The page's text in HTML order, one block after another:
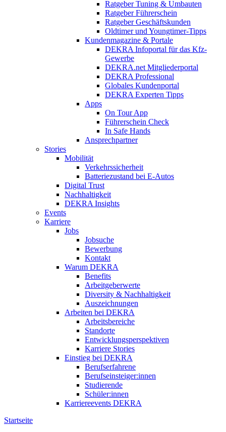
Ratgeber Tuning & Umbauten
Ratgeber Führerschein
Ratgeber Geschäftskunden
Oldtimer und Youngtimer-Tipps
Kundenmagazine & Portale
DEKRA Infoportal für das Kfz-
Gewerbe
DEKRA.net Mitgliederportal
DEKRA Professional
Globales Kundenportal
DEKRA Experten Tipps
Apps
On Tour App
Führerschein Check
In Safe Hands
Ansprechpartner
Stories
Mobilität
Verkehrssicherheit
Batteriezustand bei E-Autos
Digital Trust
Nachhaltigkeit
DEKRA Insights
Events
Karriere
Jobs
Jobsuche
Bewerbung
Kontakt
Warum DEKRA
Benefits
Arbeitgeberwerte
Diversity & Nachhaltigkeit
Auszeichnungen
Arbeiten bei DEKRA
Arbeitsbereiche
Standorte
Entwicklungsperspektiven
Karriere Stories
Einstieg bei DEKRA
Berufserfahrene
Berufseinsteiger:innen
Studierende
Schüler:innen
Karriereevents DEKRA
Startseite